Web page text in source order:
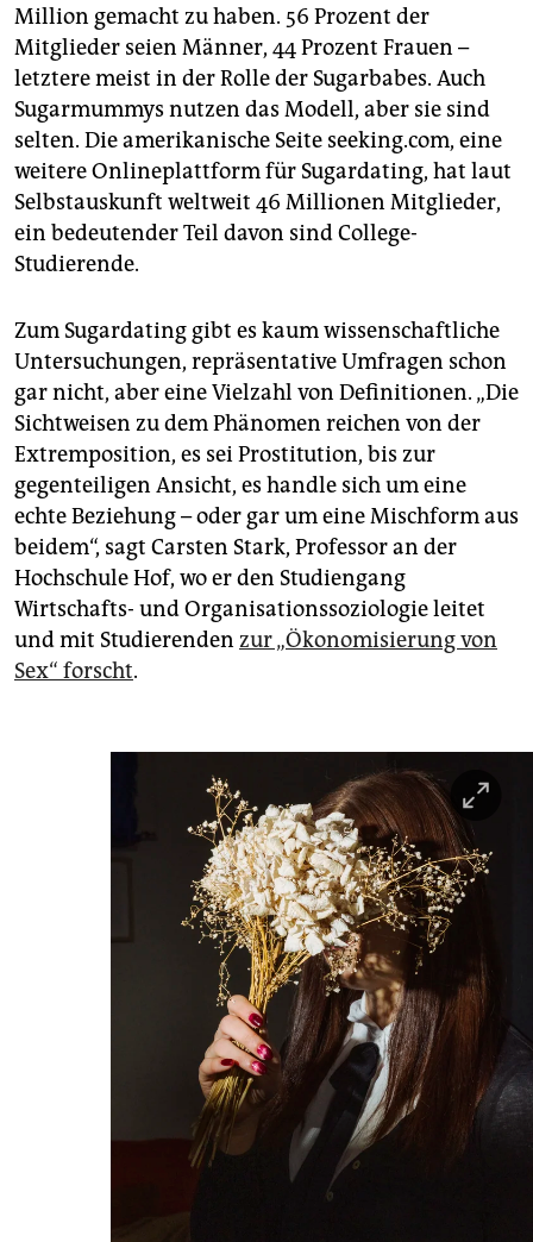
Million gemacht zu haben. 56 Prozent der
Mitglieder seien Männer, 44 Prozent Frauen –
letztere meist in der Rolle der Sugarbabes. Auch
Sugarmummys nutzen das Modell, aber sie sind
selten. Die amerikanische Seite seeking.com, eine
weitere Onlineplattform für Sugardating, hat laut
Selbstauskunft weltweit 46 Millionen Mitglieder,
ein bedeutender Teil davon sind College-
Studierende.
Zum Sugardating gibt es kaum wissenschaftliche
Untersuchungen, repräsentative Umfragen schon
gar nicht, aber eine Vielzahl von Definitionen. „Die
Sichtweisen zu dem Phänomen reichen von der
Extremposition, es sei Prostitution, bis zur
gegenteiligen Ansicht, es handle sich um eine
echte Beziehung – oder gar um eine Mischform aus
beidem“, sagt Carsten Stark, Professor an der
Hochschule Hof, wo er den Studiengang
Wirtschafts- und Organisationssoziologie leitet
und mit Studierenden zur „Ökonomisierung von
Sex“ forscht.